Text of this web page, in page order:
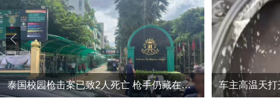
泰国校园枪击案已致2人死亡 枪手仍藏在学校附近